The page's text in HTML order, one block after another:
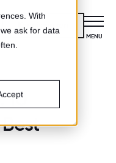
With
ask for data
Kennismaken
MENU
CLOSE
10